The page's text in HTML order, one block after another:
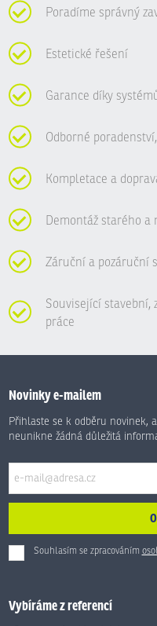
Poradíme správný
Estetické řešení
Garance díky
Odborné
Kompletace a
Demontáž starého a
Záruční a pozáruční
Související stavební,
práce
Novinky e-mailem
Přihlaste se k odběru novinek,
neunikne žádná důležitá
Souhlasím se zpracováním
Formulář
nepodařilo
odeslat.
Vybíráme z referencí